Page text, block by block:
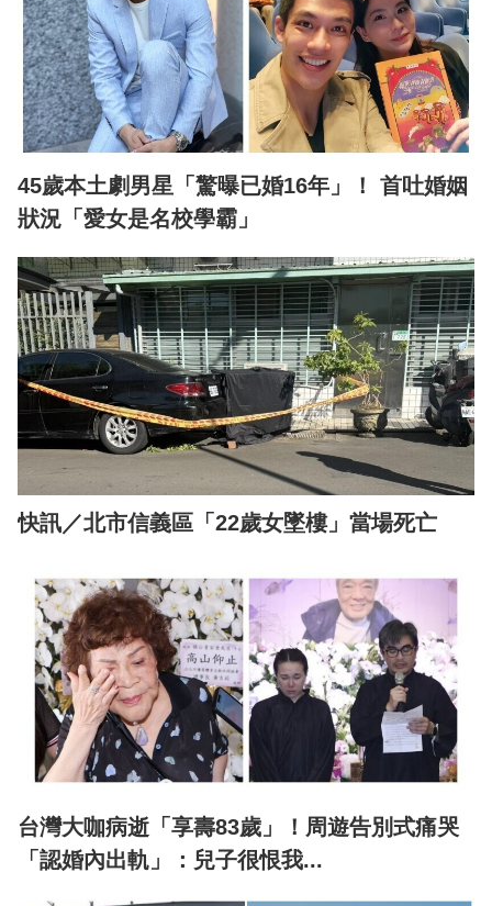
45歲本土劇男星「驚曝已婚16年」！ 首吐婚姻
狀況「愛女是名校學霸」
快訊／北市信義區「22歲女墜樓」當場死亡
台灣大咖病逝「享壽83歲」！周遊告別式痛哭
「認婚內出軌」：兒子很恨我...